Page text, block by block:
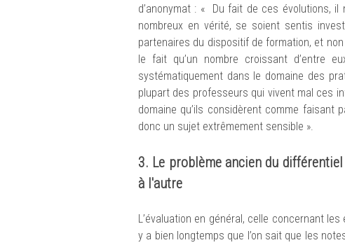
d’anonymat : « Du fait de ces évolutions,
nombreux en vérité, se soient sentis
partenaires du dispositif de formation, et
le fait qu’un nombre croissant d’entre
systématiquement dans le domaine des
plupart des professeurs qui vivent mal ces
domaine qu’ils considèrent comme faisant
donc un sujet extrêmement sensible ».
3. Le problème ancien du
à l'autre
L’évaluation en général, celle concernant
y a bien longtemps que l’on sait que les